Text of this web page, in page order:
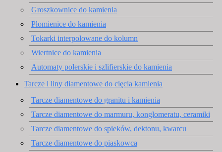
Groszkownice do kamienia
Płomienice do kamienia
Tokarki interpolowane do kolumn
Wiertnice do kamienia
Automaty polerskie i szlifierskie do kamienia
Tarcze i liny diamentowe do cięcia kamienia
Tarcze diamentowe do granitu i kamienia
Tarcze diamentowe do marmuru, konglomeratu, ceramiki
Tarcze diamentowe do spieków, dektonu, kwarcu
Tarcze diamentowe do piaskowca